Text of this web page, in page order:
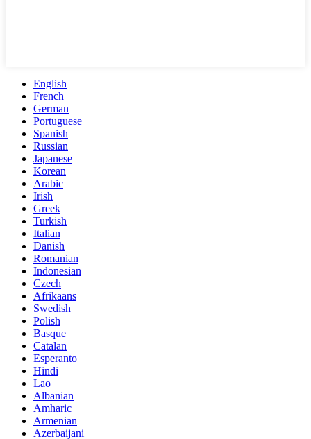
English
French
German
Portuguese
Spanish
Russian
Japanese
Korean
Arabic
Irish
Greek
Turkish
Italian
Danish
Romanian
Indonesian
Czech
Afrikaans
Swedish
Polish
Basque
Catalan
Esperanto
Hindi
Lao
Albanian
Amharic
Armenian
Azerbaijani